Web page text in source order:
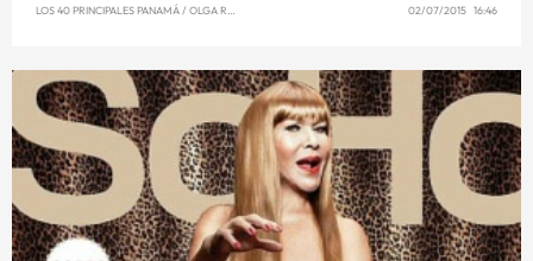
LOS 40 PRINCIPALES PANAMÁ/ OLGA REYNA 02/07/2015 16:46